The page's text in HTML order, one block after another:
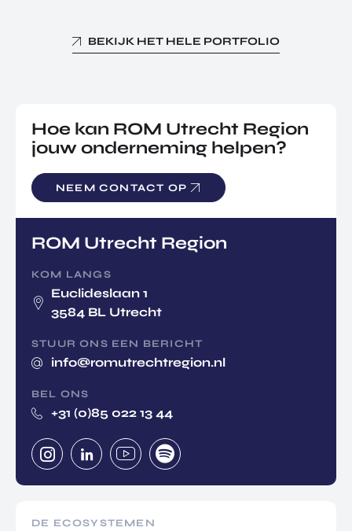
BEKIJK HET HELE PORTFOLIO
Hoe kan ROM Utrecht Region
jouw onderneming helpen?
NEEM CONTACT OP
ROM Utrecht Region
KOM LANGS
Euclideslaan 1
3584 BL Utrecht
STUUR ONS EEN BERICHT
info@romutrechtregion.nl
BEL ONS
+31 (0)85 022 13 44
DE ECOSYSTEMEN